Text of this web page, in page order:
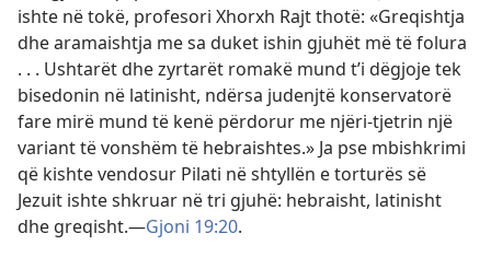
ishte në tokë, profesori Xhorxh Rajt thotë: «Greqishtja
dhe aramaishtja me sa duket ishin gjuhët më të folura
. . . Ushtarët dhe zyrtarët romakë mund t’i dëgjoje tek
bisedonin në latinisht, ndërsa judenjtë konservatorë
fare mirë mund të kenë përdorur me njëri-tjetrin një
variant të vonshëm të hebraishtes.» Ja pse mbishkrimi
që kishte vendosur Pilati në shtyllën e torturës së
Jezuit ishte shkruar në tri gjuhë: hebraisht, latinisht
dhe greqisht.—Gjoni 19:20.